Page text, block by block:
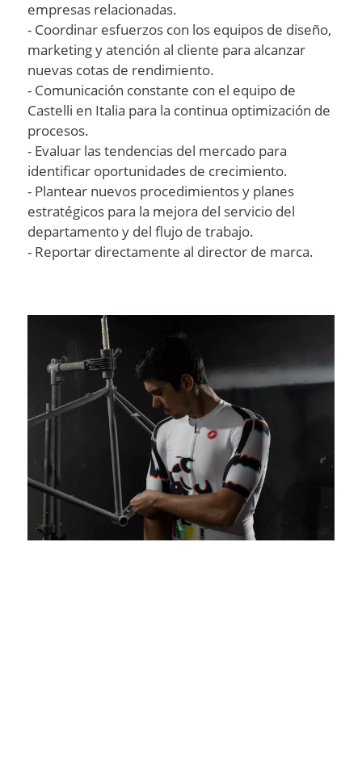
empresas relacionadas.
- Coordinar esfuerzos con los equipos de diseño,
marketing y atención al cliente para alcanzar
nuevas cotas de rendimiento.
- Comunicación constante con el equipo de
Castelli en Italia para la continua optimización de
procesos.
- Evaluar las tendencias del mercado para
identificar oportunidades de crecimiento.
- Plantear nuevos procedimientos y planes
estratégicos para la mejora del servicio del
departamento y del flujo de trabajo.
- Reportar directamente al director de marca.